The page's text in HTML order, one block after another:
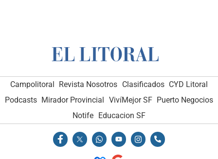
Campolitoral Revista Nosotros Clasificados CYD Litoral
Podcasts Mirador Provincial VivíMejor SF Puerto Negocios
Notife Educacion SF